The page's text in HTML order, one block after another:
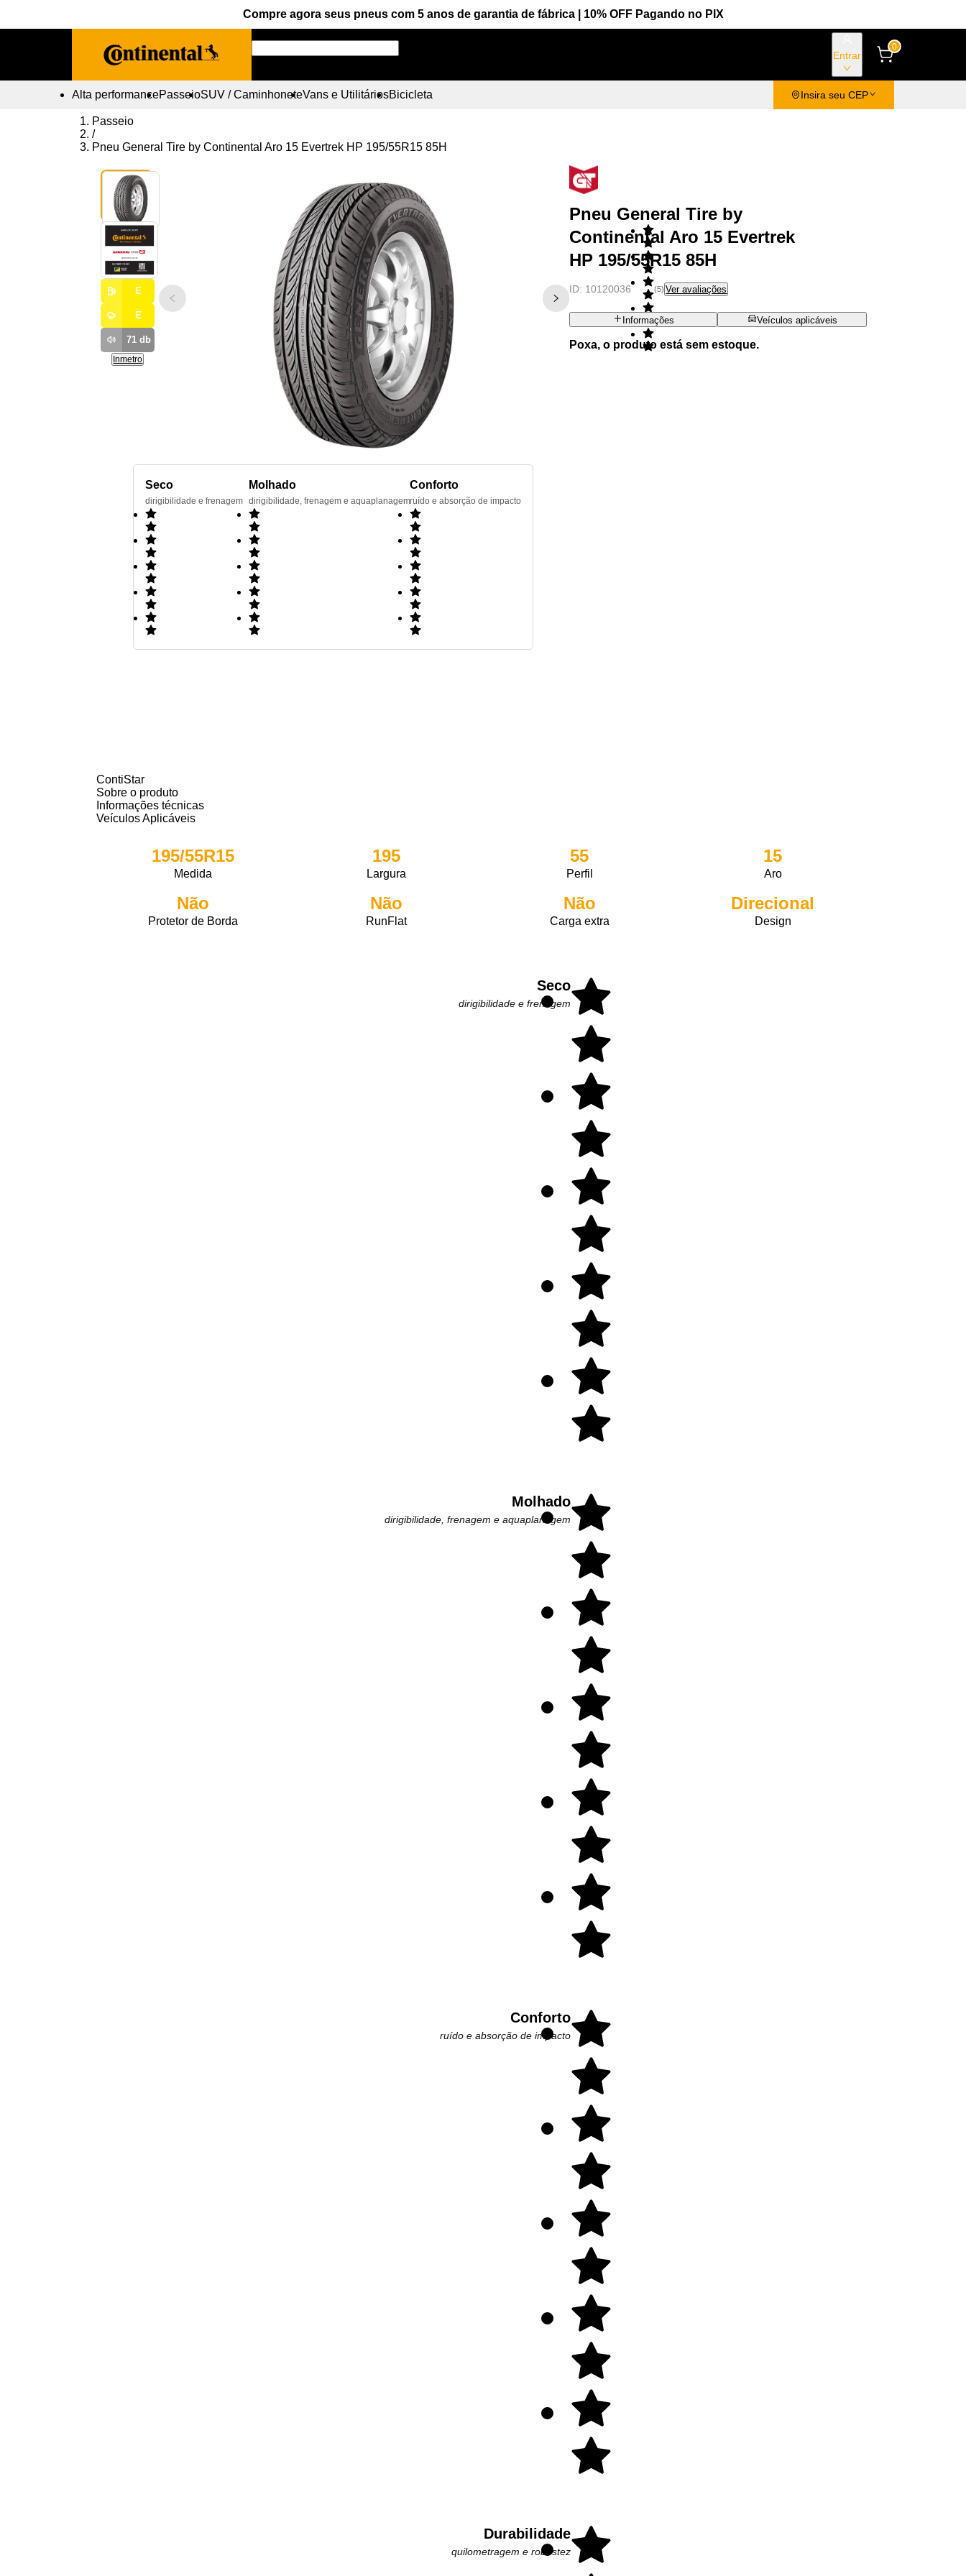
Compre agora seus pneus com 5 anos de garantia de fábrica | 10% OFF Pagando no PIX
Entrar
0
Alta performancePasseioSUV / CaminhoneteVans e UtilitáriosBicicleta Insira seu CEP
Passeio
/
Pneu General Tire by Continental Aro 15 Evertrek HP 195/55R15 85H
E
E
71db
Inmetro
Seco
dirigibilidade e frenagem
Molhado
dirigibilidade, frenagem e aquaplanagem
Conforto
ruído e absorção de impacto
Pneu General Tire by
Continental Aro 15 Evertrek
HP 195/55R15 85H
ID: 10120036 (5) Ver avaliações
Informações Veículos aplicáveis
Poxa, o produto está sem estoque.
ContiStar
Sobre o produto
Informações técnicas
Veículos Aplicáveis
195/55R15
Medida
195
Largura
55
Perfil
15
Aro
Não
Protetor de Borda
Não
RunFlat
Não
Carga extra
Direcional
Design
Seco
dirigibilidade e frenagem
Molhado
dirigibilidade, frenagem e aquaplanagem
Conforto
ruído e absorção de impacto
Durabilidade
quilometragem e robustez